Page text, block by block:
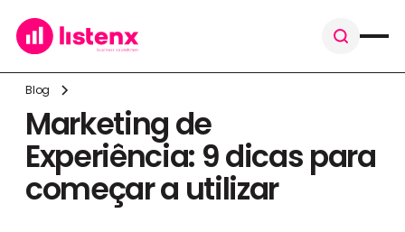
Blog
Marketing de
Experiência: 9 dicas para
começar a utilizar